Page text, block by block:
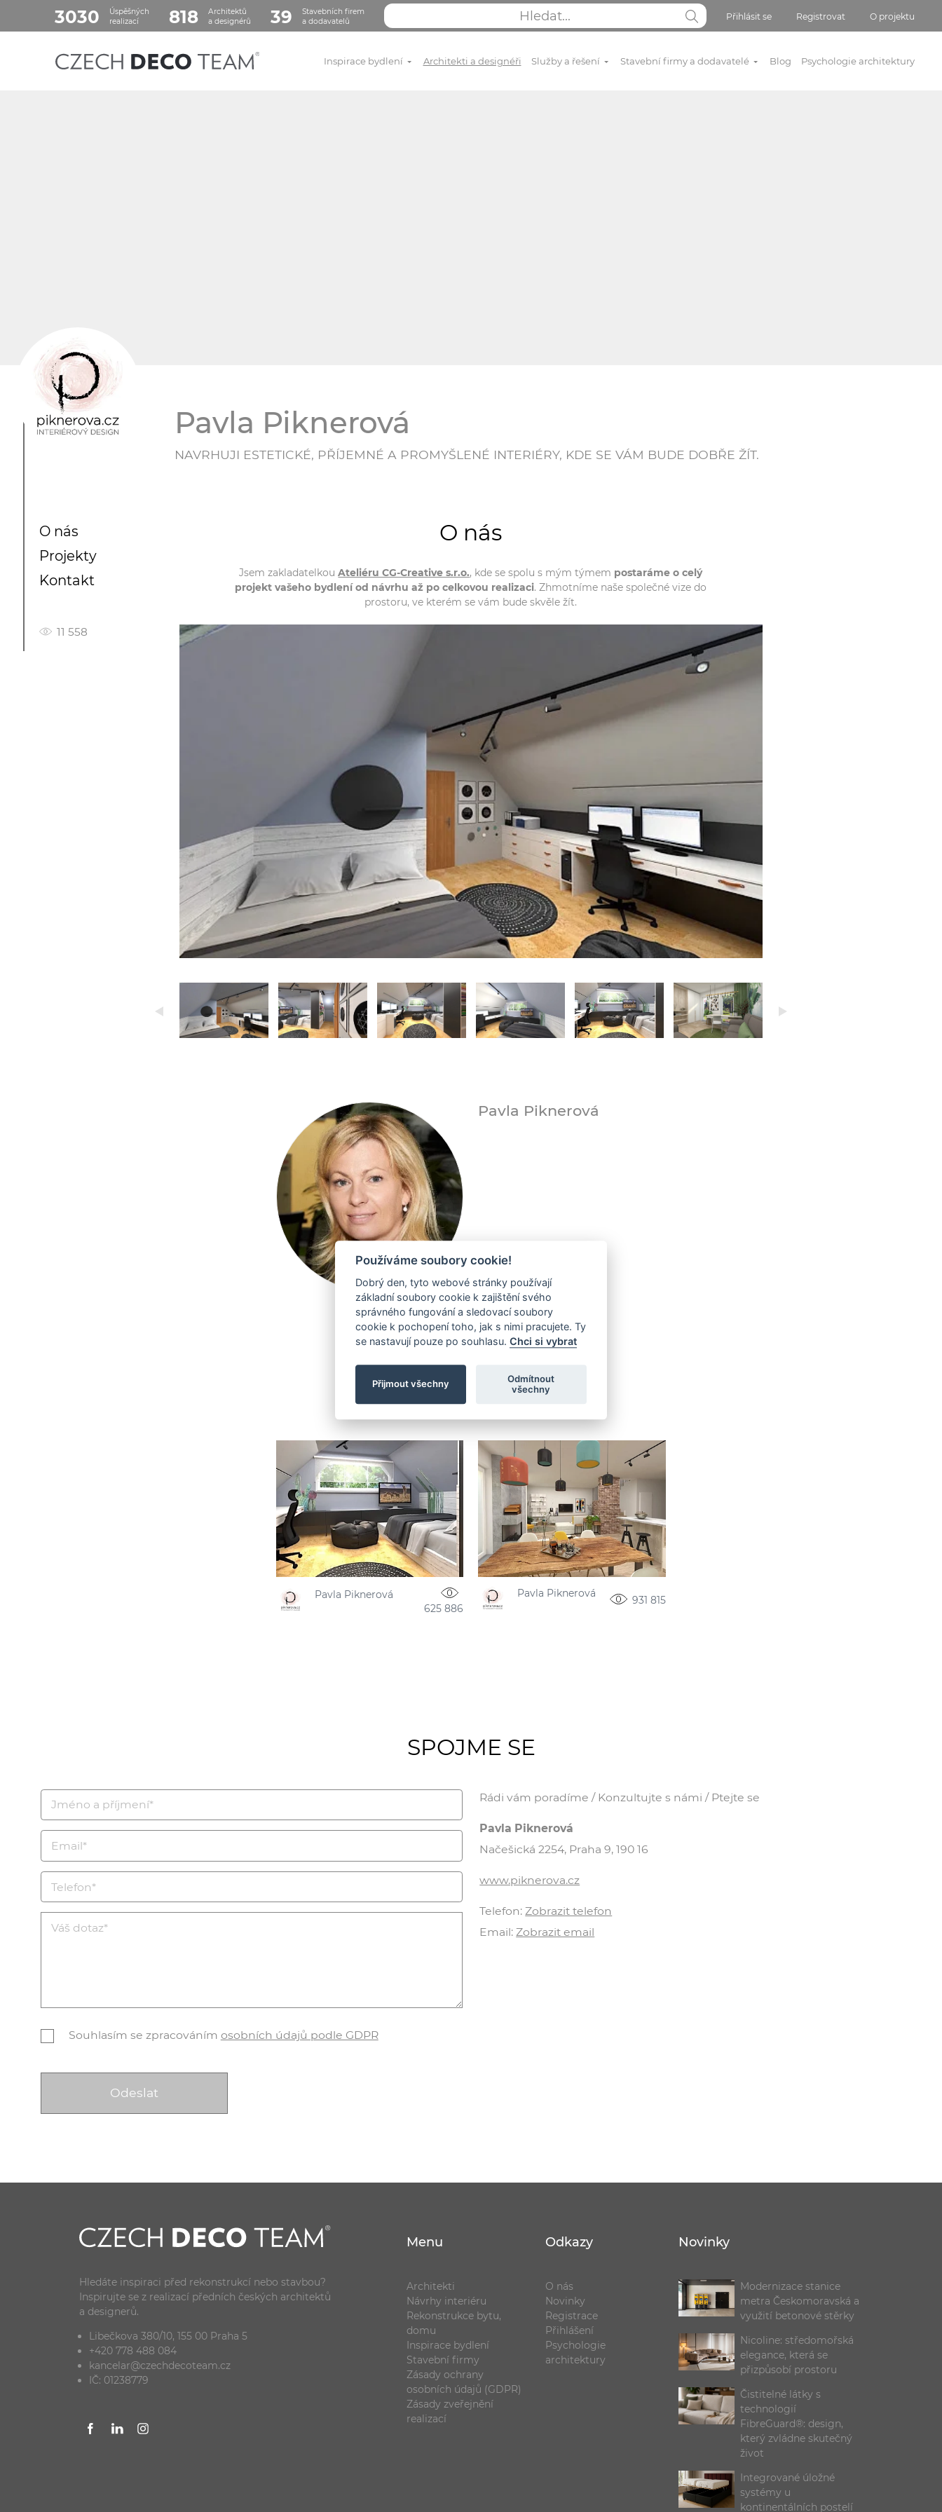
3030
Úspěšných
realizací
818
Architektů
a designérů
39
Stavebních firem
a dodavatelů
Přihlásit se Registrovat O projektu
Inspirace bydlení Architekti a designéři Služby a řešení Stavební firmy a dodavatelé Blog Psychologie architektury
O nás
Projekty
Kontakt
11 558
Pavla Piknerová
NAVRHUJI ESTETICKÉ, PŘÍJEMNÉ A PROMYŠLENÉ INTERIÉRY, KDE SE VÁM BUDE DOBŘE ŽÍT.
O nás
Jsem zakladatelkouAteliéru CG-Creative s.r.o., kde se spolu s mým týmem postaráme o celý
projekt vašeho bydlení od návrhu až po celkovou realizaci. Zhmotníme naše společné vize do
prostoru, ve kterém se vám bude skvěle žít.
Pavla Piknerová
Realizované projekty
Pavla Piknerová
625 886
Pavla Piknerová
931 815
SPOJME SE
Souhlasím se zpracováním osobních údajů podle GDPR
Rádi vám poradíme / Konzultujte s námi / Ptejte se
Pavla Piknerová
Načešická 2254, Praha 9, 190 16
www.piknerova.cz
Telefon: Zobrazit telefon
Email: Zobrazit email
Hledáte inspiraci před rekonstrukcí nebo stavbou?
Inspirujte se z realizací předních českých architektů
a designerů.
Libečkova 380/10, 155 00 Praha 5
+420 778 488 084
kancelar@czechdecoteam.cz
IČ: 01238779
Menu
Architekti
Návrhy interiéru
Rekonstrukce bytu,
domu
Inspirace bydlení
Stavební firmy
Zásady ochrany
osobních údajů (GDPR)
Zásady zveřejnění
realizací
Odkazy
O nás
Novinky
Registrace
Přihlášení
Psychologie
architektury
Novinky
Modernizace stanice
metra Českomoravská a
využití betonové stěrky
Nicoline: středomořská
elegance, která se
přizpůsobí prostoru
Čistitelné látky s
technologií
FibreGuard®: design,
který zvládne skutečný
život
Integrované úložné
systémy u
kontinentálních postelí
Používáme soubory cookie!
Dobrý den, tyto webové stránky používají
základní soubory cookie k zajištění svého
správného fungování a sledovací soubory
cookie k pochopení toho, jak s nimi pracujete. Ty
se nastavují pouze po souhlasu.Chci si vybrat
Přijmout všechny
Odmítnout
všechny